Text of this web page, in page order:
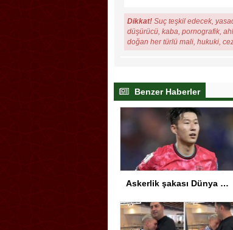
Dikkat! Suç teşkil edecek,
düşürücü, kaba, pornografik,
doğan her türlü mali, hukuki,
Benzer Haberler
Askerlik şakası Dünya Kupası’nı karıştırdı! Güney Kore’den sert karar